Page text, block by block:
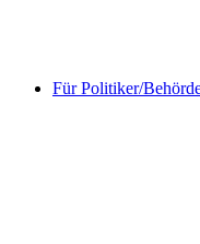
Für Politiker/